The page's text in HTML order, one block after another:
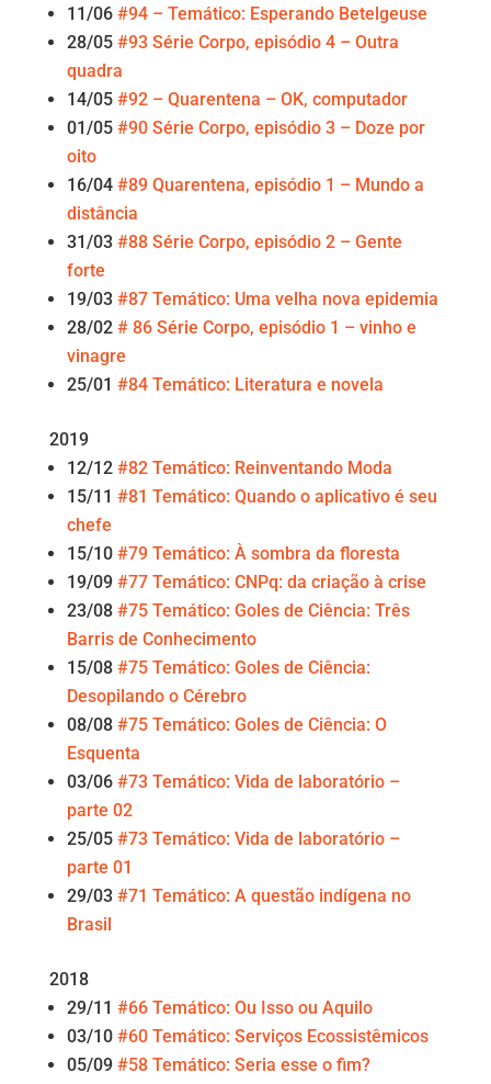
11/06 #94 – Temático: Esperando Betelgeuse
28/05 #93 Série Corpo, episódio 4 – Outra
quadra
14/05 #92 – Quarentena – OK, computador
01/05 #90 Série Corpo, episódio 3 – Doze por
oito
16/04 #89 Quarentena, episódio 1 – Mundo a
distância
31/03 #88 Série Corpo, episódio 2 – Gente
forte
19/03 #87 Temático: Uma velha nova epidemia
28/02 # 86 Série Corpo, episódio 1 – vinho e
vinagre
25/01 #84 Temático: Literatura e novela
2019
12/12 #82 Temático: Reinventando Moda
15/11 #81 Temático: Quando o aplicativo é seu
chefe
15/10 #79 Temático: À sombra da floresta
19/09 #77 Temático: CNPq: da criação à crise
23/08 #75 Temático: Goles de Ciência: Três
Barris de Conhecimento
15/08 #75 Temático: Goles de Ciência:
Desopilando o Cérebro
08/08 #75 Temático: Goles de Ciência: O
Esquenta
03/06 #73 Temático: Vida de laboratório –
parte 02
25/05 #73 Temático: Vida de laboratório –
parte 01
29/03 #71 Temático: A questão indígena no
Brasil
2018
29/11 #66 Temático: Ou Isso ou Aquilo
03/10 #60 Temático: Serviços Ecossistêmicos
05/09 #58 Temático: Seria esse o fim?